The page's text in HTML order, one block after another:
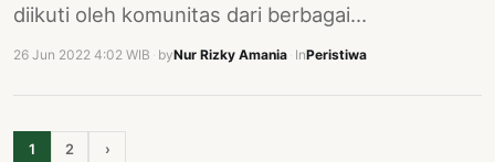
diikuti oleh komunitas dari berbagai…
26 Jun 2022 4:02 WIB byNur Rizky Amania InPeristiwa
1 2 ›